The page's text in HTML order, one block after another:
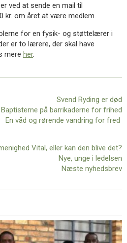
ved at sende en mail til
kr. om året at være medlem.
for en fysik- og støttelærer i
er to lærere, der skal have
mere her.
Svend Ryding er død
Baptisterne på barrikaderne for frihed
En våd og rørende vandring for fred
Vital, eller kan den blive det?
Nye, unge i ledelsen
Næste nyhedsbrev